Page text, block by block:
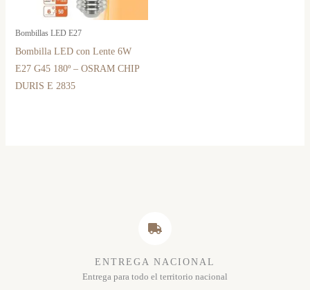
Bombillas LED E27
Bombilla LED con Lente 6W
E27 G45 180º – OSRAM CHIP
DURIS E 2835
ENTREGA NACIONAL
Entrega para todo el territorio nacional